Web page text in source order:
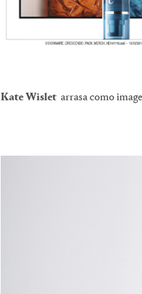
Kate Wislet arrasa como